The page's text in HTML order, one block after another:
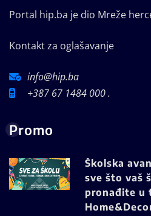
Portal hip.ba je dio Mreže
Kontakt za oglašavanje
info@hip.ba
+387 67 1484 000 .
Promo
Školska
sve što vaš
pronađite u